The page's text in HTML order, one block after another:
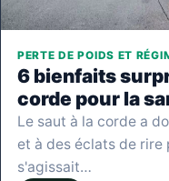
PERTE DE POIDS ET
6 bienfaits
corde pour la
Le saut à la corde a
et à des éclats de rire
s'agissait…